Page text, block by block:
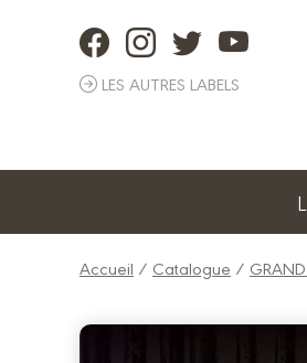
LES AUTRES LABELS
Accueil / Catalogue /